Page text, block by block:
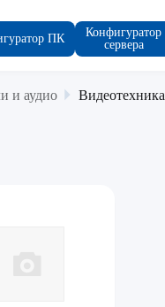
ПК
Конфигуратор
сервера
и аудио Видеотехника